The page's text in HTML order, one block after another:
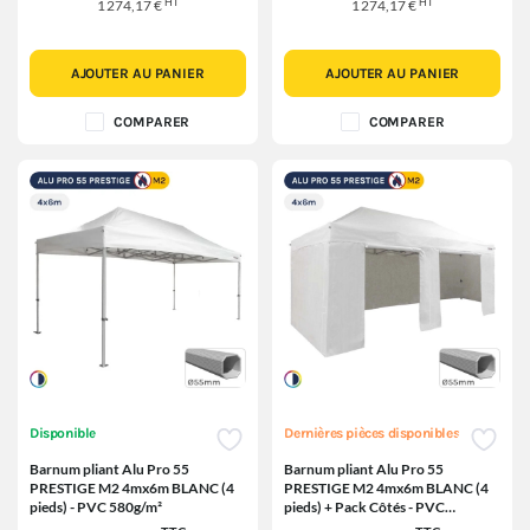
1 274,17 €
AJOUTER AU PANIER
COMPARER
1 274,17 €
AJOUTER AU PANIER
COMPARER
Disponible
Barnum pliant Alu Pro 55
PRESTIGE M2 4mx6m BLANC (4
pieds) - PVC 580g/m²
Dernières pièces disponibles
Barnum pliant Alu Pro 55
PRESTIGE M2 4mx6m BLANC (4
pieds) + Pack Côtés - PVC